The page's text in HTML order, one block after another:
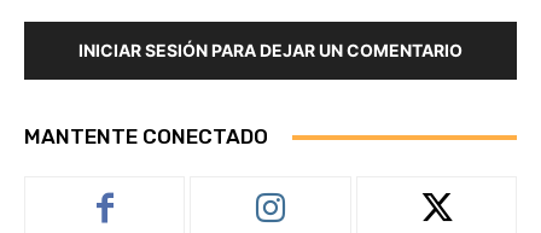
INICIAR SESIÓN PARA DEJAR UN COMENTARIO
MANTENTE CONECTADO